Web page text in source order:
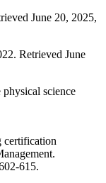
June 20, 2025,
Retrieved June
science
certification
615.